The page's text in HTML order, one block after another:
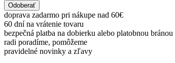
Odoberať
doprava zadarmo pri nákupe nad 60€
60 dní na vrátenie tovaru
bezpečná platba na dobierku alebo platobnou bránou
radi poradíme, pomôžeme
pravidelné novinky a zľavy